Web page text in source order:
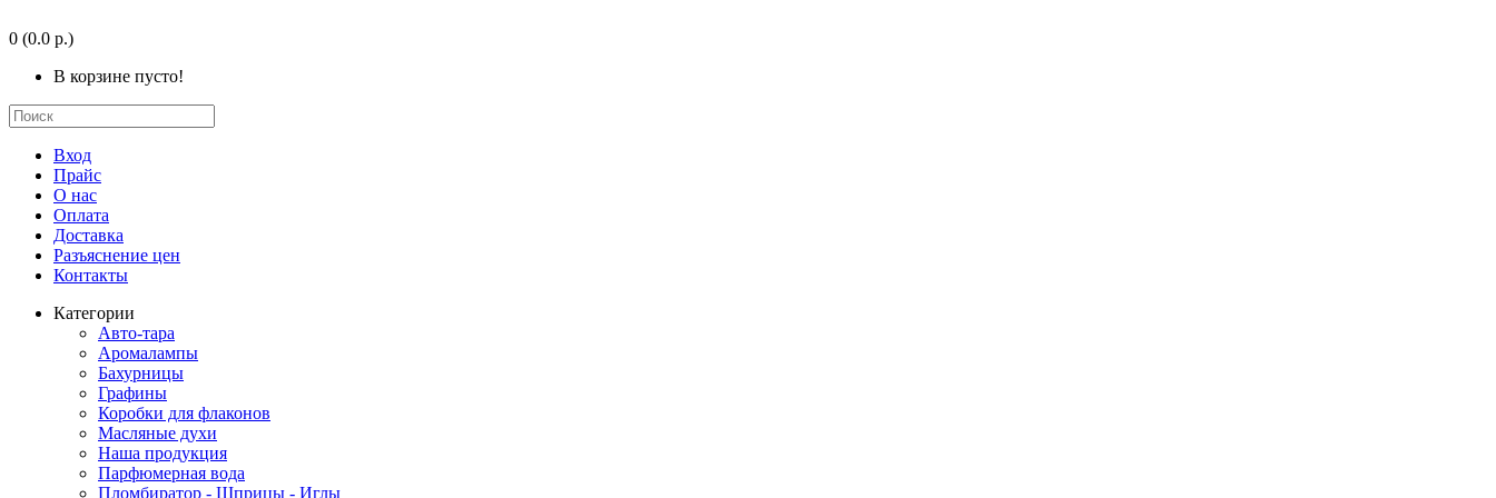
0 (0.0 р.)
В корзине пусто!
Вход
Прайс
О нас
Оплата
Доставка
Разъяснение цен
Контакты
Категории
Авто-тара
Аромалампы
Бахурницы
Графины
Коробки для флаконов
Масляные духи
Наша продукция
Парфюмерная вода
Пломбиратор - Шприцы - Иглы